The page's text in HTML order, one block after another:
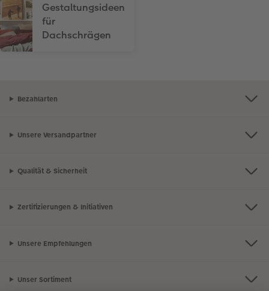
Gestaltungsideen
für
Dachschrägen
Bezahlarten
Unsere Versandpartner
Qualität & Sicherheit
Zertifizierungen & Initiativen
Unsere Empfehlungen
Unser Sortiment